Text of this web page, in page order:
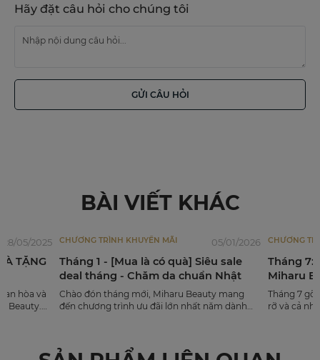
Hãy đặt câu hỏi cho chúng tôi
GỬI CÂU HỎI
BÀI VIẾT KHÁC
28/05/2025
TẶNG
hòa và
Beauty.
CHƯƠNG TRÌNH KHUYẾN MÃI 05/01/2026
Tháng 1 - [Mua là có quà] Siêu sale
deal tháng - Chăm da chuẩn Nhật
Chào đón tháng mới, Miharu Beauty mang
đến chương trình ưu đãi lớn nhất năm dành
CHƯƠNG
Tháng 7:
Miharu
Tháng 7 gõ
rỡ và cả